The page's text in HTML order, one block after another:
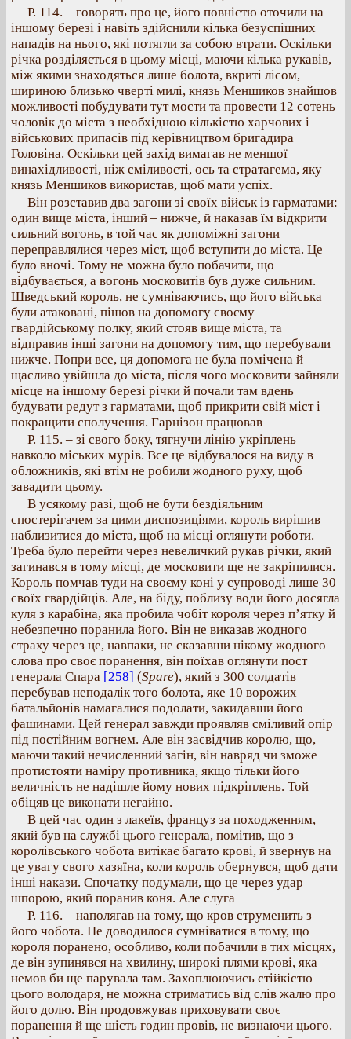
Р. 114. – говорять про це, його повністю оточили на
іншому березі і навіть здійснили кілька безуспішних
нападів на нього, які потягли за собою втрати. Оскільки
річка розділяється в цьому місці, маючи кілька рукавів,
між якими знаходяться лише болота, вкриті лісом,
шириною близько чверті милі, князь Меншиков знайшов
можливості побудувати тут мости та провести 12 сотень
чоловік до міста з необхідною кількістю харчових і
військових припасів під керівництвом бригадира
Головіна. Оскільки цей захід вимагав не меншої
винахідливості, ніж сміливості, ось та стратагема, яку
князь Меншиков використав, щоб мати успіх.
Він розставив два загони зі своїх військ із гарматами:
один вище міста, інший – нижче, й наказав їм відкрити
сильний вогонь, в той час як допоміжні загони
переправлялися через міст, щоб вступити до міста. Це
було вночі. Тому не можна було побачити, що
відбувається, а вогонь московитів був дуже сильним.
Шведський король, не сумніваючись, що його війська
були атаковані, пішов на допомогу своєму
гвардійському полку, який стояв вище міста, та
відправив інші загони на допомогу тим, що перебували
нижче. Попри все, ця допомога не була помічена й
щасливо увійшла до міста, після чого московити зайняли
місце на іншому березі річки й почали там вдень
будувати редут з гарматами, щоб прикрити свій міст і
покращити сполучення. Гарнізон працював
Р. 115. – зі свого боку, тягнучи лінію укріплень
навколо міських мурів. Все це відбувалося на виду в
обложників, які втім не робили жодного руху, щоб
завадити цьому.
В усякому разі, щоб не бути бездіяльним
спостерігачем за цими диспозиціями, король вирішив
наблизитися до міста, щоб на місці оглянути роботи.
Треба було перейти через невеличкий рукав річки, який
загинався в тому місці, де московити ще не закріпилися.
Король помчав туди на своєму коні у супроводі лише 30
своїх гвардійців. Але, на біду, поблизу води його досягла
куля з карабіна, яка пробила чобіт короля через п’ятку й
небезпечно поранила його. Він не виказав жодного
страху через це, навпаки, не сказавши нікому жодного
слова про своє поранення, він поїхав оглянути пост
генерала Спара [258] (Spare), який з 300 солдатів
перебував неподалік того болота, яке 10 ворожих
батальйонів намагалися подолати, закидавши його
фашинами. Цей генерал завжди проявляв сміливий опір
під постійним вогнем. Але він засвідчив королю, що,
маючи такий нечисленний загін, він навряд чи зможе
протистояти наміру противника, якщо тільки його
величність не надішле йому нових підкріплень. Той
обіцяв це виконати негайно.
В цей час один з лакеїв, француз за походженням,
який був на службі цього генерала, помітив, що з
королівського чобота витікає багато крові, й звернув на
це увагу свого хазяїна, коли король обернувся, щоб дати
інші накази. Спочатку подумали, що це через удар
шпорою, який поранив коня. Але слуга
Р. 116. – наполягав на тому, що кров струменить з
його чобота. Не доводилося сумніватися в тому, що
короля поранено, особливо, коли побачили в тих місцях,
де він зупинявся на хвилину, широкі плями крові, яка
немов би ще парувала там. Захоплюючись стійкістю
цього володаря, не можна стриматись від слів жалю про
його долю. Він продовжував приховувати своє
поранення й ще шість годин провів, не визнаючи цього.